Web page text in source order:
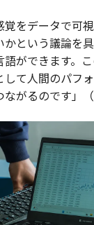
覚をデータで可
かという議論を
ができます。
して人間のパフ
がるのです」（